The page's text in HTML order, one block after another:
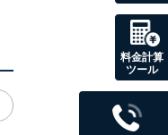
料金計算
ツール